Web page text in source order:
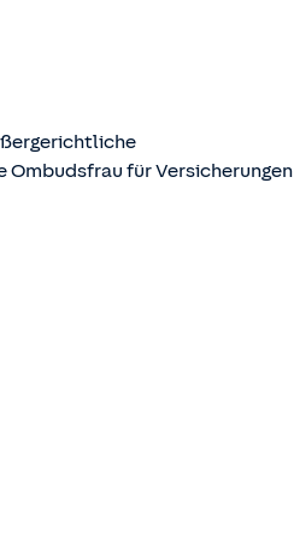
für Versicherungen